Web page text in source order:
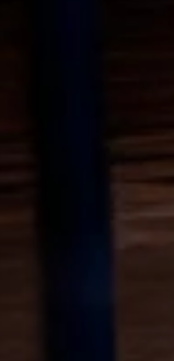
myrer ofte
hvor
kompost
op ved
kan få
partnere.
vi dig med
og de